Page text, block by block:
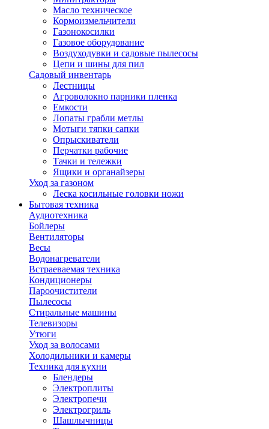
Масло техническое
Кормоизмельчители
Газонокосилки
Газовое оборудование
Воздуходувки и садовые пылесосы
Цепи и шины для пил
Садовый инвентарь
Лестницы
Агроволокно парники пленка
Емкости
Лопаты грабли метлы
Мотыги тяпки сапки
Опрыскиватели
Перчатки рабочие
Тачки и тележки
Ящики и органайзеры
Уход за газоном
Леска косильные головки ножи
Бытовая техника
Аудиотехника
Бойлеры
Вентиляторы
Весы
Водонагреватели
Встраеваемая техника
Кондиционеры
Пароочистители
Пылесосы
Стиральные машины
Телевизоры
Утюги
Уход за волосами
Холодильники и камеры
Техника для кухни
Блендеры
Электроплиты
Электропечи
Электрогриль
Шашлычницы